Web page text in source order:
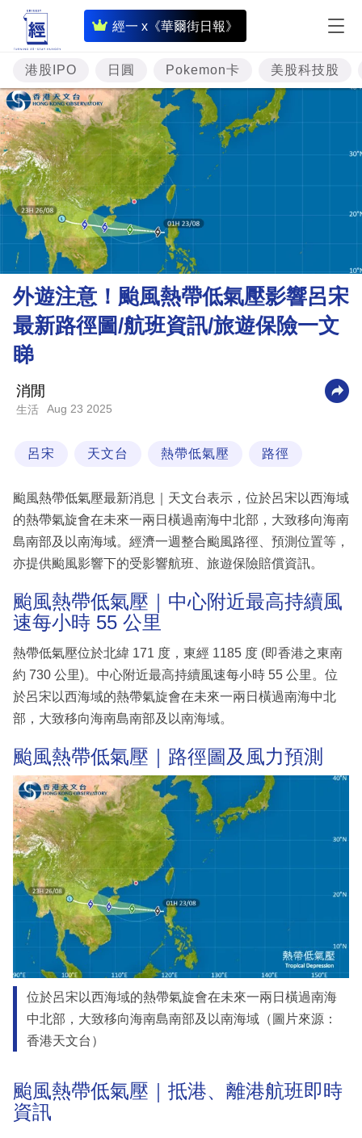
經一 x《華爾街日報》
即
時
財
經
專
題
投
資
樓
市
理
財
商
技
場
生
活
時
事
專
欄
訂
閱
專
區
港股IPO 日圓 Pokemon卡 美股科技股
外遊注意！颱風熱帶低氣壓影響呂宋
最新路徑圖/航班資訊/旅遊保險一文
睇
消閒
生活 Aug 23 2025
呂宋 天文台 熱帶低氣壓 路徑
颱風熱帶低氣壓最新消息｜天文台表示，位於呂宋以西海域
的熱帶氣旋會在未來一兩日橫過南海中北部，大致移向海南
島南部及以南海域。經濟一週整合颱風路徑、預測位置等，
亦提供颱風影響下的受影響航班、旅遊保險賠償資訊。
颱風熱帶低氣壓｜中心附近最高持續風
速每小時 55 公里
熱帶低氣壓位於北緯 171 度，東經 1185 度 (即香港之東南
約 730 公里)。中心附近最高持續風速每小時 55 公里。位
於呂宋以西海域的熱帶氣旋會在未來一兩日橫過南海中北
部，大致移向海南島南部及以南海域。
颱風熱帶低氣壓｜路徑圖及風力預測
位於呂宋以西海域的熱帶氣旋會在未來一兩日橫過南海
中北部，大致移向海南島南部及以南海域（圖片來源：
香港天文台）
颱風熱帶低氣壓｜抵港、離港航班即時
資訊